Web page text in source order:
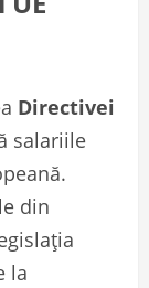
Directivei
salariile
din
la